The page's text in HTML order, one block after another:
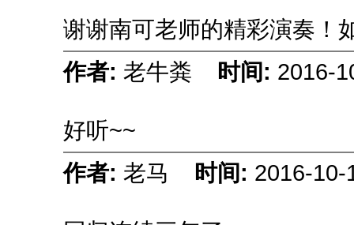
谢谢南可老师的精彩演奏！
作者: 老牛粪 时间: 2016-
好听~~
作者: 老马 时间: 2016-10-